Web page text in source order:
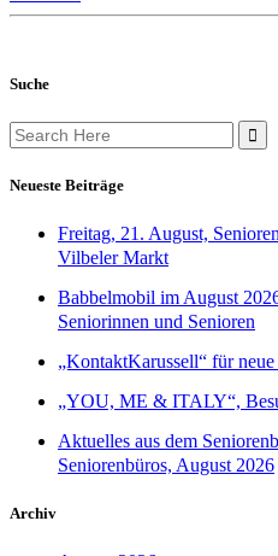
Suche
Search
for:
Neueste Beiträge
Freitag, 21. August,
Vilbeler Markt
Babbelmobil im August
Seniorinnen und Senioren
„KontaktKarussell“ für
„YOU, ME & ITALY“,
Aktuelles aus dem
Seniorenbüros, August 2026
Archiv